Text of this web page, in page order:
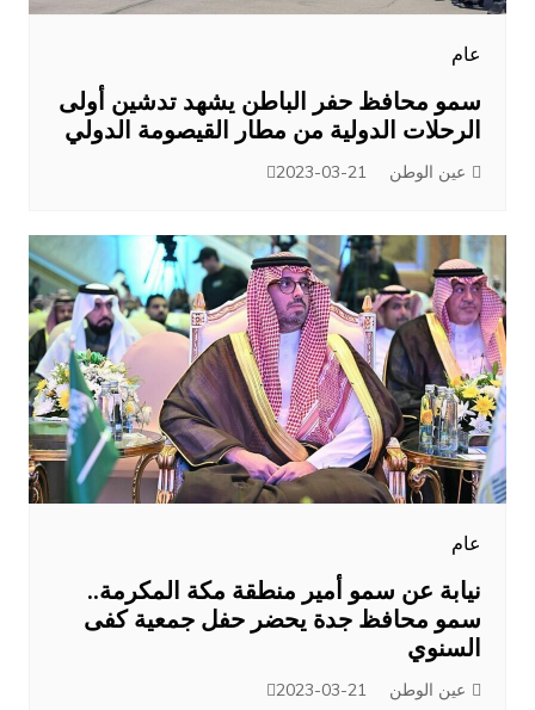
عام
سمو محافظ حفر الباطن يشهد تدشين أولى
الرحلات الدولية من مطار القيصومة الدولي
عين الوطن 2023-03-21
عام
نيابة عن سمو أمير منطقة مكة المكرمة..
سمو محافظ جدة يحضر حفل جمعية كفى
السنوي
عين الوطن 2023-03-21